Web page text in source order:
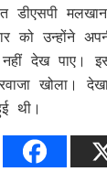
डीएसपी
को उन्होंने
देख पाए।
खोला।
थी।